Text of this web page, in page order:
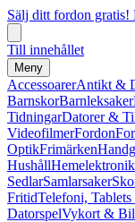
Sälj ditt fordon gratis!
Till innehållet
Meny
AccessoarerAntikt &
BarnskorBarnleksaker
TidningarDatorer &
VideofilmerFordon
OptikFrimärken
HushållHemelektronik
SedlarSamlarsaker
FritidTelefoni,
DatorspelVykort &